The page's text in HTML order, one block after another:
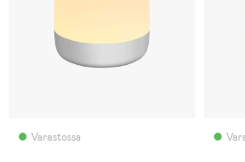
Varastossa